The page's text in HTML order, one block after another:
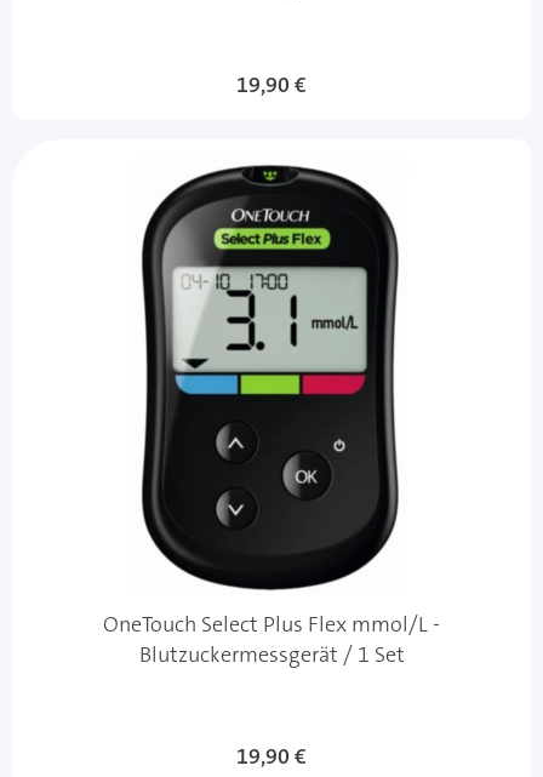
19,90 €
OneTouch Select Plus Flex mmol/L -
Blutzuckermessgerät / 1 Set
19,90 €